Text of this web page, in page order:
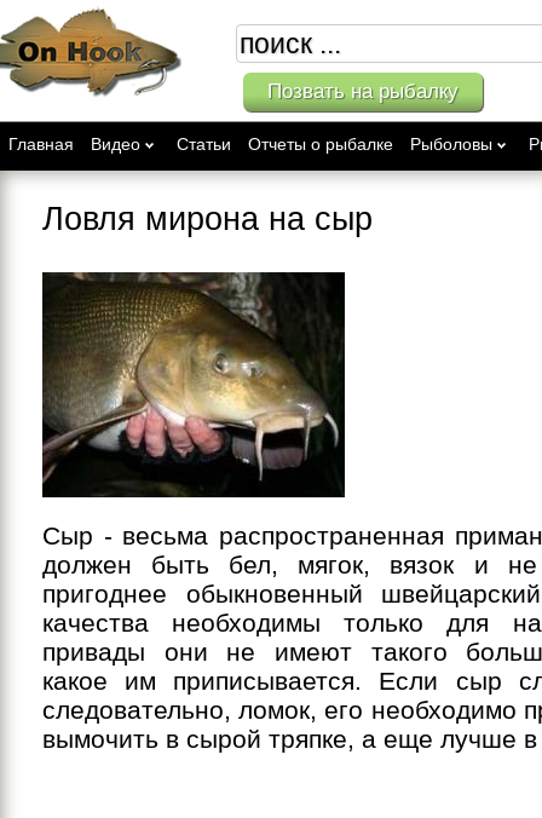
Позвать на рыбалку
Главная Видео Статьи Отчеты о рыбалке Рыболовы
Ловля мирона на сыр
Сыр - весьма распространенная
должен быть бел, мягок, вязок и не
пригоднее обыкновенный
качества необходимы только для
привады они не имеют такого
какое им приписывается. Если сыр
следовательно, ломок, его необходимо
вымочить в сырой тряпке, а еще лучше